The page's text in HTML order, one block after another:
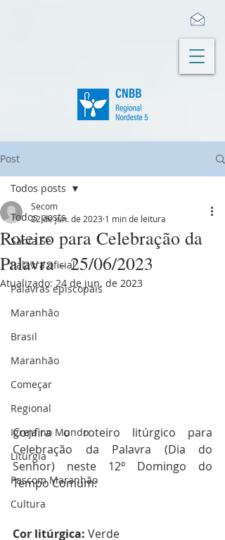
Post
Todos posts
Santa Sé
Palavra oficial
Palavras episcopais
Maranhão
Brasil
Maranhão
Começar
Regional
Igreja no Mundo
Liturgia
Pascom Maranhão
Cultura
Todos posts
Roteiro para Celebração da
Palavra - 25/06/2023
Secom
22 de jun. de 2023 1 min de leitura
Atualizado: 24 de jun. de 2023
Confira o roteiro litúrgico para
Celebração da Palavra (Dia do
Senhor) neste 12º Domingo do
Tempo Comum:
Cor litúrgica: Verde